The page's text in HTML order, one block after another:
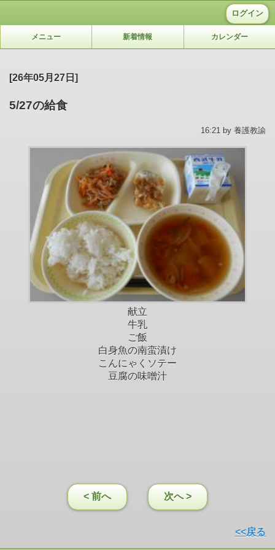
ログイン
メニュー 新着情報 カレンダー
[26年05月27日]
5/27の給食
16:21 by 養護教諭
献立
牛乳
ご飯
白身魚の南蛮漬け
こんにゃくソテー
豆腐の味噌汁
< 前へ 次へ >
<<戻る